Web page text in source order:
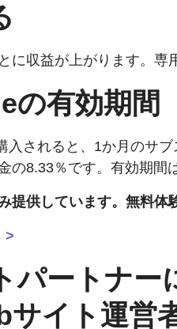
に収益が上がります。専
の有効期間
入されると、1か月のサ
の8.33％です。有効期間
提供しています。無料体
>
パートナー
サイト運営